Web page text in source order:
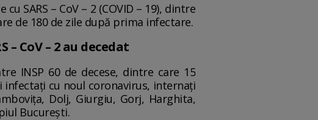
SARS – CoV – 2 (COVID – 19), dintre
de 180 de zile după prima infectare.
– CoV – 2 au decedat
INSP 60 de decese, dintre care 15
infectați cu noul coronavirus, internați
Dolj, Giurgiu, Gorj, Harghita,
București.